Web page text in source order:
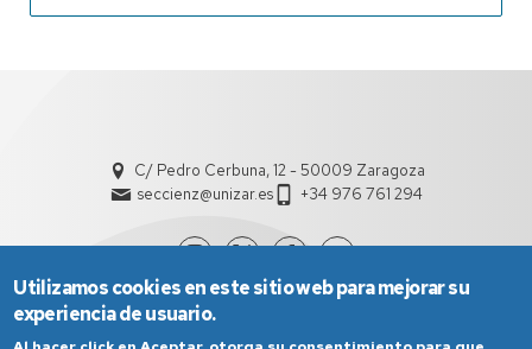
C/ Pedro Cerbuna, 12 - 50009 Zaragoza
seccienz@unizar.es
+34 976 761 294
Utilizamos cookies en este sitio web para mejorar su
experiencia de usuario.